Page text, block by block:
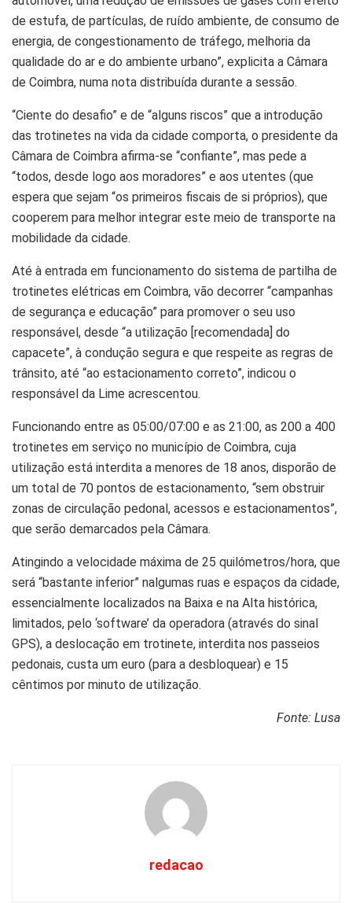
de estufa, de partículas, de ruído ambiente, de consumo de
energia, de congestionamento de tráfego, melhoria da
qualidade do ar e do ambiente urbano”, explicita a Câmara
de Coimbra, numa nota distribuída durante a sessão.
“Ciente do desafio” e de “alguns riscos” que a introdução
das trotinetes na vida da cidade comporta, o presidente da
Câmara de Coimbra afirma-se “confiante”, mas pede a
“todos, desde logo aos moradores” e aos utentes (que
espera que sejam “os primeiros fiscais de si próprios), que
cooperem para melhor integrar este meio de transporte na
mobilidade da cidade.
Até à entrada em funcionamento do sistema de partilha de
trotinetes elétricas em Coimbra, vão decorrer “campanhas
de segurança e educação” para promover o seu uso
responsável, desde “a utilização [recomendada] do
capacete”, à condução segura e que respeite as regras de
trânsito, até “ao estacionamento correto”, indicou o
responsável da Lime acrescentou.
Funcionando entre as 05:00/07:00 e as 21:00, as 200 a 400
trotinetes em serviço no município de Coimbra, cuja
utilização está interdita a menores de 18 anos, disporão de
um total de 70 pontos de estacionamento, “sem obstruir
zonas de circulação pedonal, acessos e estacionamentos”,
que serão demarcados pela Câmara.
Atingindo a velocidade máxima de 25 quilómetros/hora, que
será “bastante inferior” nalgumas ruas e espaços da cidade,
essencialmente localizados na Baixa e na Alta histórica,
limitados, pelo ‘software’ da operadora (através do sinal
GPS), a deslocação em trotinete, interdita nos passeios
pedonais, custa um euro (para a desbloquear) e 15
cêntimos por minuto de utilização.
Fonte: Lusa
redacao